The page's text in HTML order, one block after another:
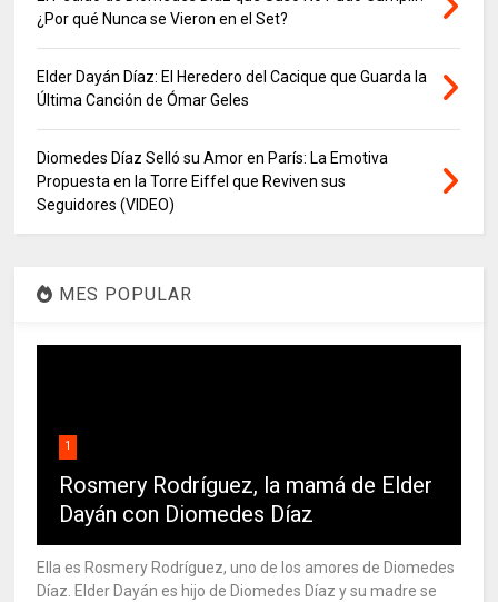
¿Por qué Nunca se Vieron en el Set?
Elder Dayán Díaz: El Heredero del Cacique que Guarda la
Última Canción de Ómar Geles
Diomedes Díaz Selló su Amor en París: La Emotiva
Propuesta en la Torre Eiffel que Reviven sus
Seguidores (VIDEO)
MES POPULAR
1
Rosmery Rodríguez, la mamá de Elder
Dayán con Diomedes Díaz
Ella es Rosmery Rodríguez, uno de los amores de Diomedes
Díaz. Elder Dayán es hijo de Diomedes Díaz y su madre se